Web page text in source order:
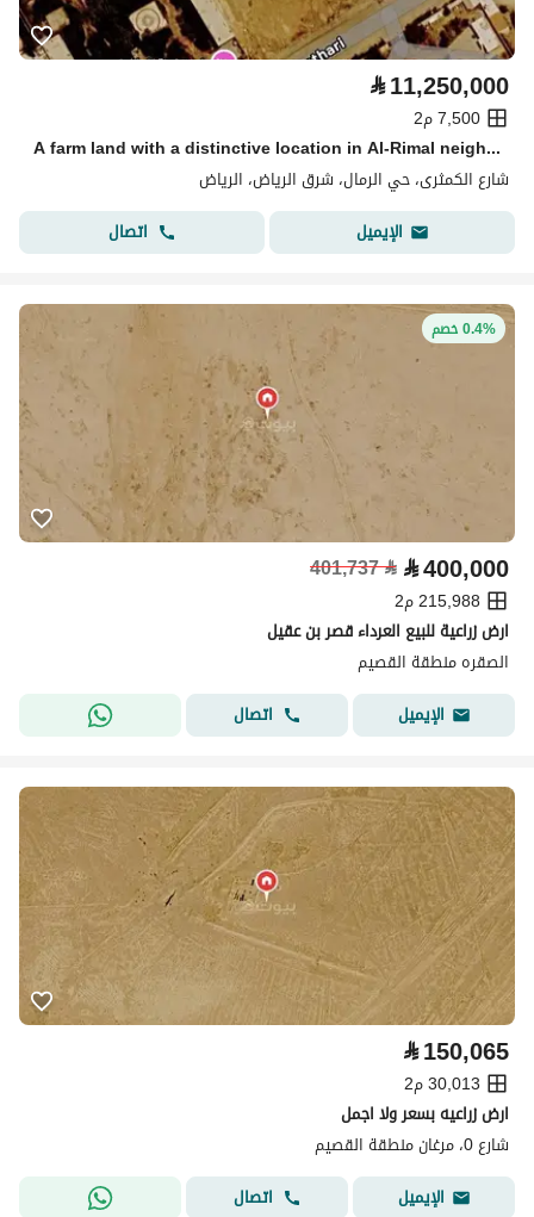
⃁11,250,000
7,500 م2
A farm land with a distinctive location in Al-Rimal neighborhood
شارع الكمثرى، حي الرمال، شرق الرياض، الرياض
الإيميل
اتصال
0.4% خصم
⃁400,000
⃁
401,737
215,988 م2
ارض زراعية للبيع العرداء قصر بن عقيل
الصقره منطقة القصيم
الإيميل
اتصال
⃁150,065
30,013 م2
ارض زراعيه بسعر ولا اجمل
شارع 0، مرغان منطقة القصيم
الإيميل
اتصال